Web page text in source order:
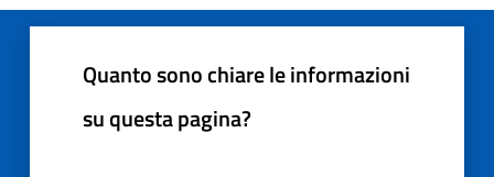
Quanto sono chiare le informazioni
su questa pagina?